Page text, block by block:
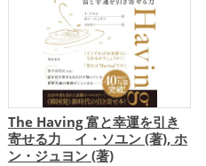
The Having 富と幸運を引き
寄せる力 イ・ソユン (著), ホ
ン・ジュヨン (著)